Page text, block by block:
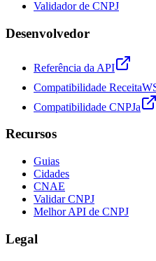
Validador de CNPJ
Desenvolvedor
Referência da API
Compatibilidade
Compatibilidade CNPJa
Recursos
Guias
Cidades
CNAE
Validar CNPJ
Melhor API de CNPJ
Legal